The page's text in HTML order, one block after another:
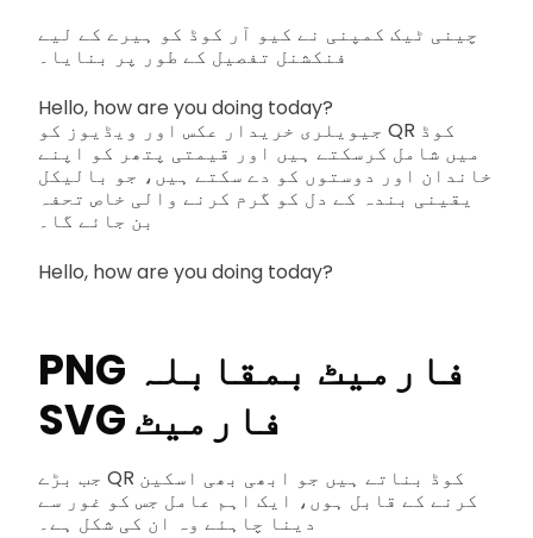
چینی ٹیک کمپنی نے کیو آر کوڈ کو ہیرے کے لیے
فنکشنل تفصیل کے طور پر بنایا۔
Hello, how are you doing today?
جیویلری خریدار عکس اور ویڈیوز کو QR کوڈ
میں شامل کرسکتے ہیں اور قیمتی پتھر کو اپنے
خاندان اور دوستوں کو دے سکتے ہیں، جو بالیکل
یقینی بندہ کے دل کو گرم کرنے والی خاص تحفہ
بن جائے گا۔
Hello, how are you doing today?
PNG فارمیٹ بمقابلہ
SVG فارمیٹ
جب بڑے QR کوڈ بناتے ہیں جو ابھی بھی اسکین
کرنے کے قابل ہوں، ایک اہم عامل جس کو غور سے
دینا چاہئے وہ ان کی شکل ہے۔